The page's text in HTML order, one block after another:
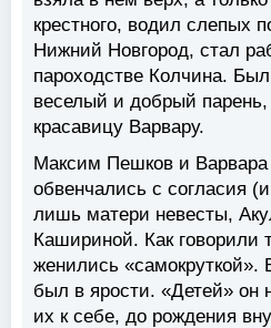
крестного, водил слепых
Нижний Новгород, стал
пароходстве Колчина.
веселый и добрый
красавицу Варвару.
Максим Пешков и
обвенчались с согласия
лишь матери невесты,
Кашириной. Как говорили
женились
был в ярости. «Детей» он
их к себе, до рождения